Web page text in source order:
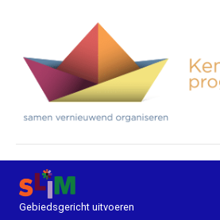
Gebiedsgericht uitvoeren